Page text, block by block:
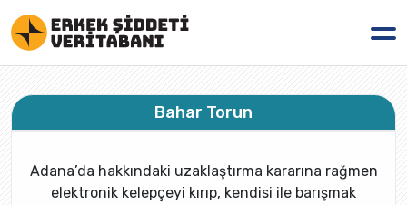
Bahar Torun
Adana’da hakkındaki uzaklaştırma kararına rağmen
elektronik kelepçeyi kırıp, kendisi ile barışmak